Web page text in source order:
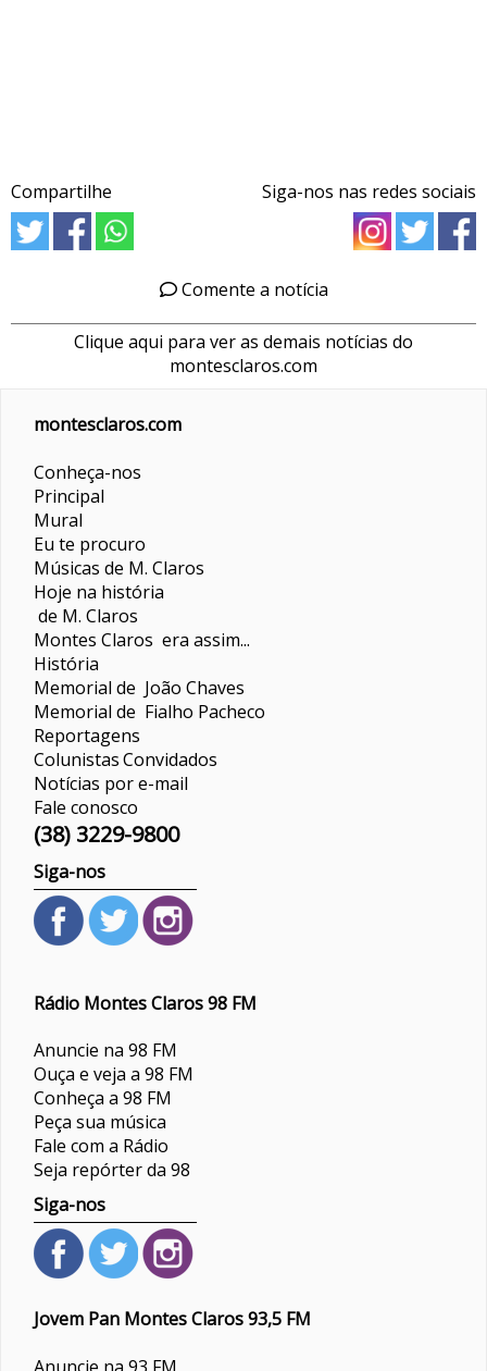
Compartilhe Siga-nos nas redes sociais
Comente a notícia
Clique aqui para ver as demais notícias do
montesclaros.com
montesclaros.com
Conheça-nos
Principal
Mural
Eu te procuro
Músicas de M. Claros
Hoje na história
de M. Claros
Montes Claros era assim...
História
Memorial de João Chaves
Memorial de Fialho Pacheco
Reportagens
ColunistasConvidados
Notícias por e-mail
Fale conosco
(38) 3229-9800
Siga-nos
Rádio Montes Claros 98 FM
Anuncie na 98 FM
Ouça e veja a 98 FM
Conheça a 98 FM
Peça sua música
Fale com a Rádio
Seja repórter da 98
Siga-nos
Jovem Pan Montes Claros 93,5 FM
Anuncie na 93 FM